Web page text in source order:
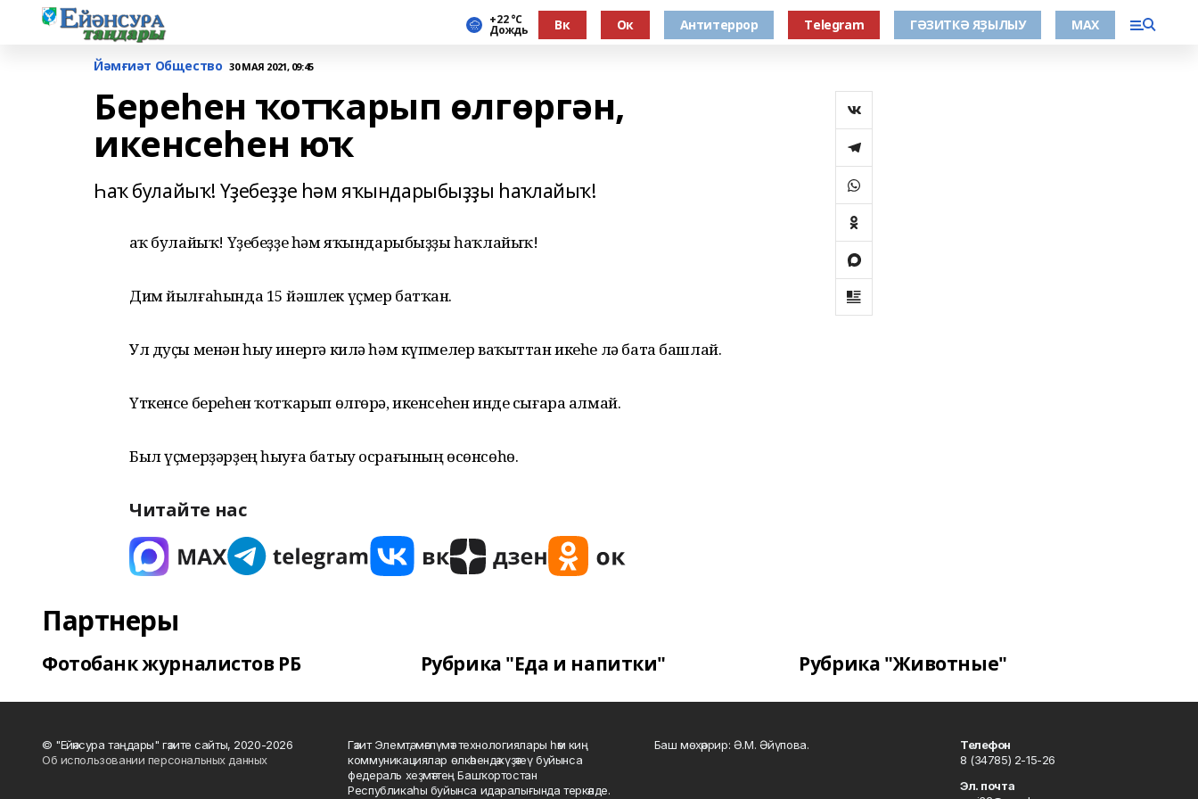
+22 °С
Дождь Вк Ок Антитеррор Тelegram ГӘЗИТКӘ ЯҘЫЛЫУ МАХ
Йәмғиәт Общество 30 МАЯ 2021, 09:45
Береһен ҡотҡарып өлгөргән,
икенсеһен юҡ
Һаҡ булайыҡ! Үҙебеҙҙе һәм яҡындарыбыҙҙы һаҡлайыҡ!
Һаҡ булайыҡ! Үҙебеҙҙе һәм яҡындарыбыҙҙы һаҡлайыҡ!
Дим йылғаһында 15 йәшлек үҫмер батҡан.
Ул дуҫы менән һыу инергә килә һәм күпмелер ваҡыттан икеһе лә бата башлай.
Үткенсе береһен ҡотҡарып өлгөрә, икенсеһен инде сығара алмай.
Был үҫмерҙәрҙең һыуға батыу осрағының өсөнсөһө.
Читайте нас
Партнеры
Фотобанк журналистов РБ Рубрика "Еда и напитки" Рубрика "Животные"
© "Ейәнсура таңдары" гәзите сайты, 2020-2026
Об использовании персональных данных
Гәзит Элемтә, мәғлүмәт технологиялары һәм киң
коммуникациялар өлкәһендә күҙәтеү буйынса
федераль хеҙмәттең Башҡортостан
Республикаһы буйынса идаралығында теркәлде.
Баш мөхәррир: Ә.М. Әйүпова.
Телефон
8 (34785) 2-15-26
Эл. почта